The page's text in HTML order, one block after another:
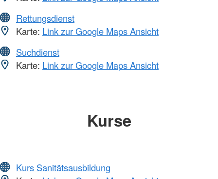
Rettungsdienst
Karte: Link zur Google Maps Ansicht
Suchdienst
Karte: Link zur Google Maps Ansicht
Kurse
Kurs Sanitätsausbildung